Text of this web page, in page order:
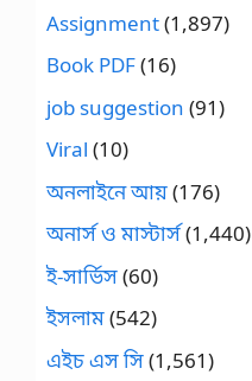
Assignment(1,897)
Book PDF(16)
job suggestion (91)
Viral (10)
অনলাইনে আয়(176)
অনার্স ও মাস্টার্স(1,440)
ই-সার্ভিস(60)
ইসলাম(542)
এইচ এস সি(1,561)